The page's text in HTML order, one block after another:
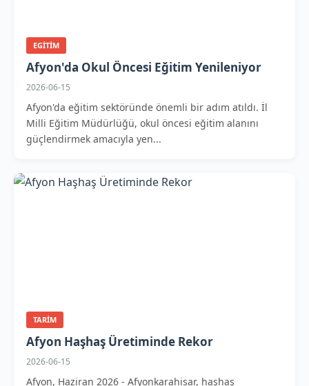
EGITIM
Afyon'da Okul Öncesi Eğitim Yenileniyor
2026-06-15
Afyon'da eğitim sektöründe önemli bir adım atıldı. İl
Milli Eğitim Müdürlüğü, okul öncesi eğitim alanını
güçlendirmek amacıyla yen...
TARIM
Afyon Haşhaş Üretiminde Rekor
2026-06-15
Afyon, Haziran 2026 - Afyonkarahisar, haşhaş